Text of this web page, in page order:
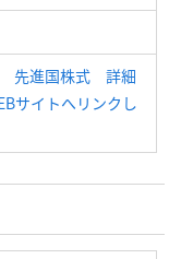
先進国株式 詳細
サイトへリンクし